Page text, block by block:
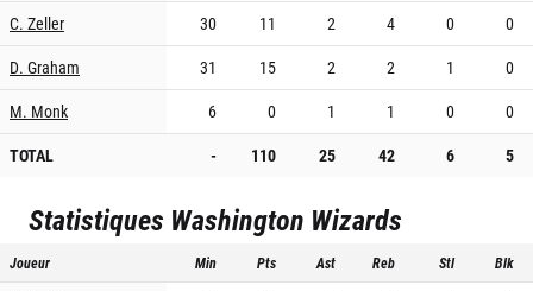
C. Zeller
30 11 2 4 0
0
D. Graham
31 15 2 2 1
0
M. Monk
6 0 1 1 0
0
TOTAL
- 110 25 42 6 5
Statistiques Washington Wizards
Joueur Min Pts Ast Reb Stl Blk